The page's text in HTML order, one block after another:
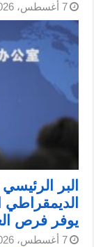
7 أغسطس، 2026
البر
الديمقراطي
يوفر فرص
7 أغسطس، 2026